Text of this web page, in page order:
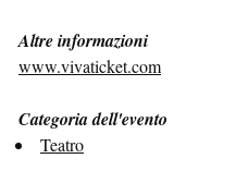
Altre informazioni
www.vivaticket.com
Categoria dell'evento
Teatro